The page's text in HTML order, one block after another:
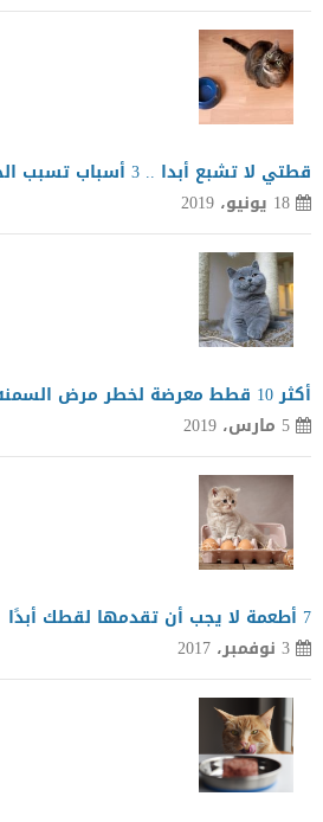
قطتي لا تشبع أبدا .. 3 أسباب تسبب الجوع المستمر لقطتك
18 يونيو، 2019
أكثر 10 قطط معرضة لخطر مرض السمنه .. هل قطتك منهم ؟
5 مارس، 2019
7 أطعمة لا يجب أن تقدمها لقطك أبدًا
3 نوفمبر، 2017